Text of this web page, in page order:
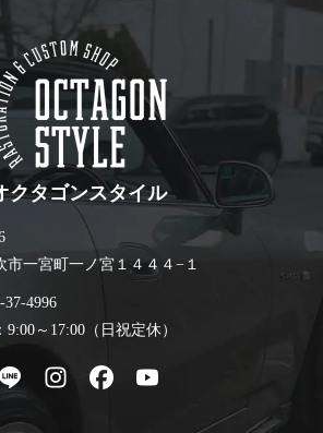
クタゴンスタイル
市一宮町一ノ宮１４４４−１
4996
～17:00（日祝定休）